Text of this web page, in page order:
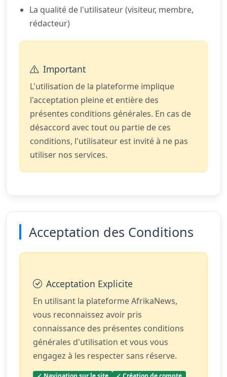
La qualité de l'utilisateur (visiteur, membre,
rédacteur)
Important
L'utilisation de la plateforme implique
l'acceptation pleine et entière des
présentes conditions générales. En cas de
désaccord avec tout ou partie de ces
conditions, l'utilisateur est invité à ne pas
utiliser nos services.
Acceptation des Conditions
Acceptation Explicite
En utilisant la plateforme AfrikaNews,
vous reconnaissez avoir pris
connaissance des présentes conditions
générales d'utilisation et vous vous
engagez à les respecter sans réserve.